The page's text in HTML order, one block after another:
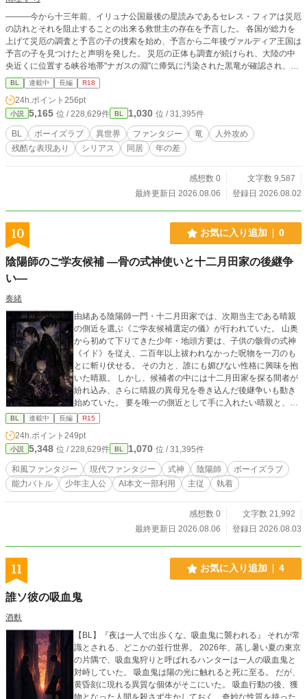
———今から十三年前、イリュナ公国最後の星読みであるセレス・フィアは災厄
の訪れとそれを阻止することの出来る救世主の存在を予言した。 各国が総力を
上げて災厄の調査と予言の子の捜索を始め、予言から二年後ヴァルディア王国は
予言の子を見つけたと声明を発した。 災厄の正体も調査が続けられ、大陸の中
央近くに位置する峡谷地帯"ナガスの淵"に瘴気に汚染された黒竜が確認され、そ
の黒竜こそが災厄であると断定された。 瘴気に汚染された黒竜は悪竜と呼ばれ
るようになり、十年近くかけて戦闘教育を施された予言の子を筆頭に各国の精鋭
を集めて、悪竜討伐作戦が決行された。 かくして悪竜討伐は成し遂げられた。
ヴァルディア王国は保護を名目に公表していなかった予言の子、世界を救世に導
いたのは現騎士団長の息子にして侯爵家子息であるアーリス・フェリダンである
と発表した。 それから十ヶ月が経ったヴァルディア王国南部のダンタルシア伯
爵領にあるダルモアの森で、森の番人をしているノイルは今日も杣人の真似事を
防の前線に立つことが難しいと判断され、半年前に森の番人として国から派遣さ
れたのだ。 その日もいつも通りの巡回で終わるはずだった。しかし羽ばたきの
けた広場で相対したノイルはその正体に言葉を失った。 そこには、あの時ノイ
ルが首を落としたはずの悪竜がいたのだから。 竜(人間に転化)×訳ありの隻眼の
青年の話です。R-18描写は後半を予定してます。 ※別サイト様にも投稿してお
ります ※ストックが切れるまでは毎日投稿を予定しています
BL 連載中 長編 R18
24h.ポイント 256pt
小説 5,165 位 / 228,629件 BL 1,030 位 / 31,395件
BL ボーイズラブ 異世界 ファンタジー 竜
人外攻め
残酷な表現あり
シリアス 同居 年の差
感想数 0
文字数 9,587
最終更新日 2026.08.06
登録日 2026.08.02
10 お気に入り追加 0
陰陽師のご学友候補 ―骨の式神使いと十二月田家の後継争
い―
奏緒
由緒ある陰陽師一門・十二月田家では、次期当主である晴親
の側近を選ぶ《ご学友候補選定の儀》が行われていた。 山奥
から初めて下りてきた少年・地頭方要は、子供の骸骨の式神
《イド》を従え、二百年以上祓われなかった呪物を一刀のも
とに斬り伏せる。 その力と、誰にも媚びない性格に興味を抱
いた晴親。 しかし、候補者の中には十二月田家を探る間者が
紛れ込み、さらに晴親の異母兄を巻き込んだ後継争いも動き
始めていた。 要を唯一の側近として手に入れたい晴親と、誰
のものにもなるつもりのない要。 主従でも、友でも収まらな
い執着を抱えながら、二人は陰陽師一門を巡る陰謀へ立ち向
かっていく。 骨の式神使いと、次期当主候補の少年が結ぶ、
和風ファンタジーBL。
BL 連載中 長編 R15
24h.ポイント 249pt
小説 5,348 位 / 228,629件 BL 1,070 位 / 31,395件
和風ファンタジー 現代ファンタジー 式神 陰陽師
ボーイズラブ
能力バトル
少年主人公 AI本文一部利用 主従 執着
感想数 0
文字数 21,992
最終更新日 2026.08.06
登録日 2026.08.03
11 お気に入り追加 4
誰ソ彼の吸血鬼
酒麩
【BL】『夜は一人で出歩くな。吸血鬼に襲われる』 それが常
識とされる、どこかの並行世界。 2026年、蒸し暑い夏の東京
の片隅で、吸血鬼狩りと呼ばれるハンターは一人の吸血鬼と
対峙していた。 吸血鬼は陽の光に触れると死に至る。 だが、
黄昏刻に現れる異質な個体がそこにいた。 吸血行動の後、獲
物となった人間を殺さず生かしておく、奇妙な性質を持った